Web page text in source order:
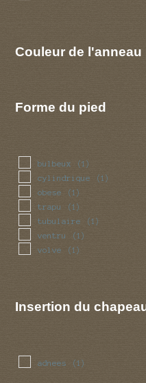
Couleur de l'anneau
Forme du pied
bulbeux (1)
cylindrique (1)
obese (1)
trapu (1)
tubulaire (1)
ventru (1)
volve (1)
Insertion du
adnees (1)